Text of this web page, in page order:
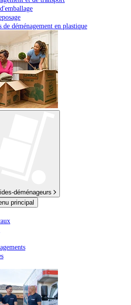
de déménagement en plastique
déménageurs
principal